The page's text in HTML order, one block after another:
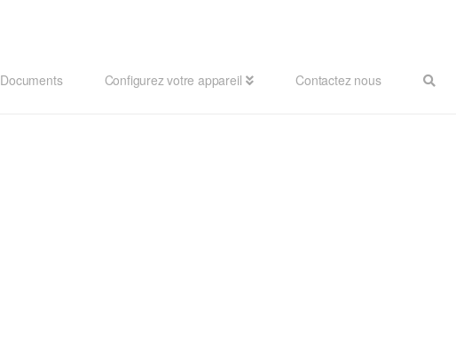
Documents Configurez votre appareil Contactez nous